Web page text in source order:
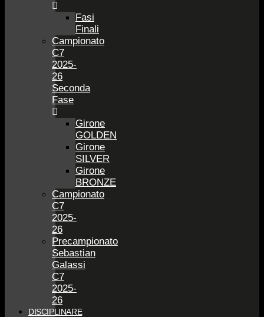
Fasi
Finali
Campionato
C7
2025-
26
Seconda
Fase
Girone
GOLDEN
Girone
SILVER
Girone
BRONZE
Campionato
C7
2025-
26
Precampionato
Sebastian
Galassi
C7
2025-
26
DISCIPLINARE